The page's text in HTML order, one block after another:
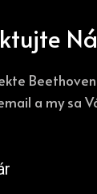
a my sa